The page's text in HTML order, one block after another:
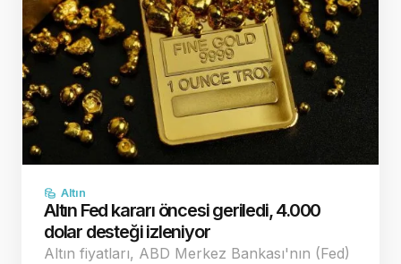
Altın
Altın Fed kararı öncesi geriledi, 4.000
dolar desteği izleniyor
Altın fiyatları, ABD Merkez Bankası'nın (Fed)